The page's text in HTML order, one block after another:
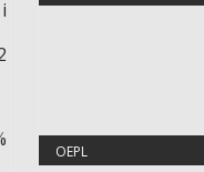
MAŁOLETNICH
OEPL